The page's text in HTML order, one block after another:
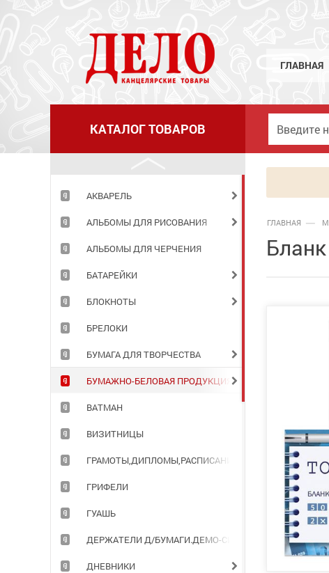
ГЛАВНАЯ
КАТАЛОГ ТОВАРОВ
АКВАРЕЛЬ
АЛЬБОМЫ ДЛЯ РИСОВАНИЯ
АЛЬБОМЫ ДЛЯ ЧЕРЧЕНИЯ
БАТАРЕЙКИ
БЛОКНОТЫ
БРЕЛОКИ
БУМАГА ДЛЯ ТВОРЧЕСТВА
БУМАЖНО-БЕЛОВАЯ ПРОДУКЦИЯ ДЛЯ ОФИСА
ВАТМАН
ВИЗИТНИЦЫ
ГРАМОТЫ,ДИПЛОМЫ,РАСПИСАНИЯ УРОКОВ
ГРИФЕЛИ
ГУАШЬ
ДЕРЖАТЕЛИ Д/БУМАГИ.ДЕМО-СИСТЕМЫ
ДНЕВНИКИ
ГЛАВНАЯ